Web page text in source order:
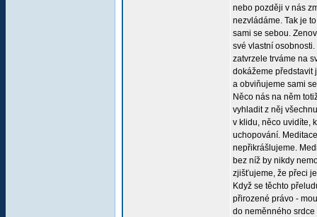
nebo později v nás
nezvládáme. Tak je
sami se sebou.
své vlastní
zatvrzele trváme na
dokážeme představit
a obviňujeme sami
Něco nás na něm
vyhladit z něj
v klidu, něco uvidíte,
uchopování.
nepřikrášlujeme.
bez níž by nikdy
zjišťujeme, že přeci
Když se těchto
přirozené právo -
do neměnného